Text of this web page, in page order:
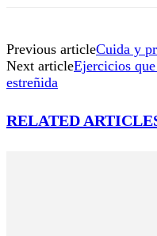
Previous articleCuida y
Next articleEjercicios que
estreñida
RELATED